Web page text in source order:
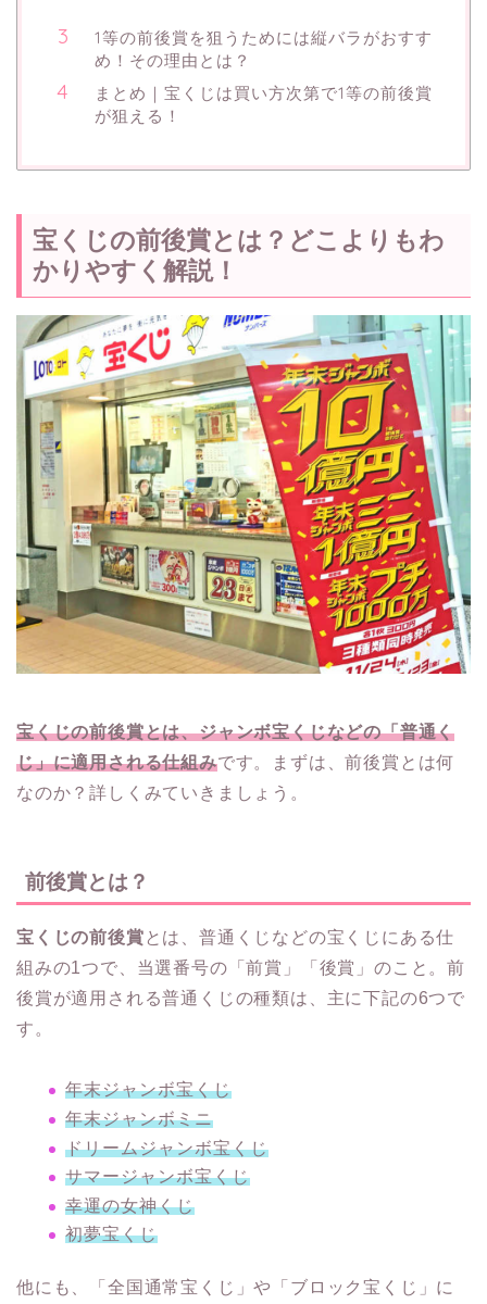
1等の前後賞を狙うためには縦バラがおすす
め！その理由とは？
まとめ｜宝くじは買い方次第で1等の前後賞
が狙える！
宝くじの前後賞とは？どこよりもわ
かりやすく解説！
宝くじの前後賞とは、ジャンボ宝くじなどの「普通く
じ」に適用される仕組みです。まずは、前後賞とは何
なのか？詳しくみていきましょう。
前後賞とは？
宝くじの前後賞 とは、普通くじなどの宝くじにある仕
組みの1つで、当選番号の「前賞」「後賞」のこと。前
後賞が適用される普通くじの種類は、主に下記の6つで
す。
年末ジャンボ宝くじ
年末ジャンボミニ
ドリームジャンボ宝くじ
サマージャンボ宝くじ
幸運の女神くじ
初夢宝くじ
他にも、「全国通常宝くじ」や「ブロック宝くじ」に